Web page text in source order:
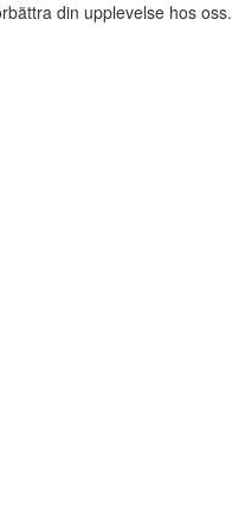
din upplevelse hos oss.